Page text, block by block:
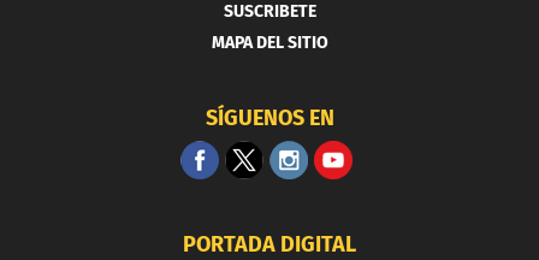
SUSCRIBETE
MAPA DEL SITIO
SÍGUENOS EN
PORTADA DIGITAL